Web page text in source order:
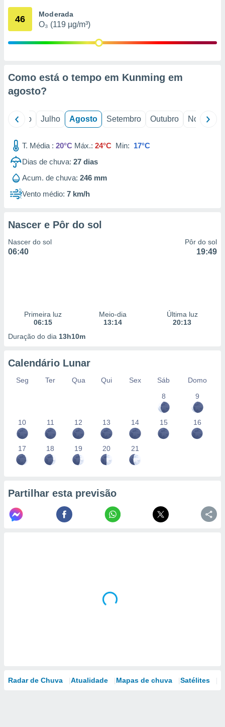
através
1199
46 Moderada
O₃ (119 µg/m³)
Como está o tempo em Kunming em
agosto?
Junho Julho Agosto Setembro Outubro Novembro
T. Média : 20°C Máx.: 24°C Min: 17°C
Dias de chuva: 27 dias
Acum. de chuva: 246 mm
Vento médio: 7 km/h
Nascer e Pôr do sol
Nascer do sol
06:40
Pôr do sol
19:49
Primeira luz
06:15
Meio-dia
13:14
Última luz
20:13
Duração do dia 13h10m
Calendário Lunar
Seg Ter Qua Qui Sex Sáb
Domo
8
9
10 11 12 13 14 15 16
17 18 19 20 21
Partilhar esta previsão
Radar de Chuva Atualidade Mapas de chuva Satélites